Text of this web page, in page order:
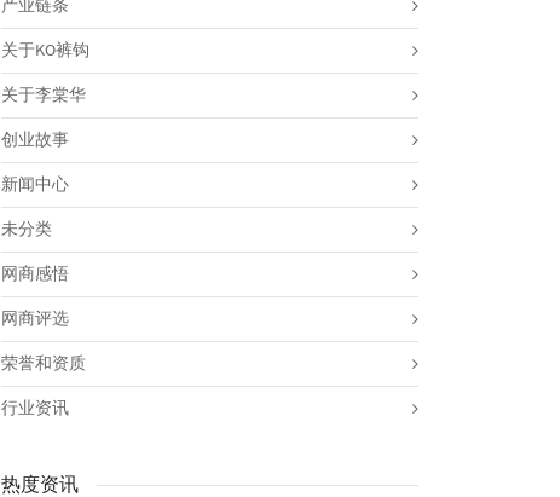
产业链条
关于KO裤钩
关于李棠华
创业故事
新闻中心
未分类
网商感悟
网商评选
荣誉和资质
行业资讯
热度资讯